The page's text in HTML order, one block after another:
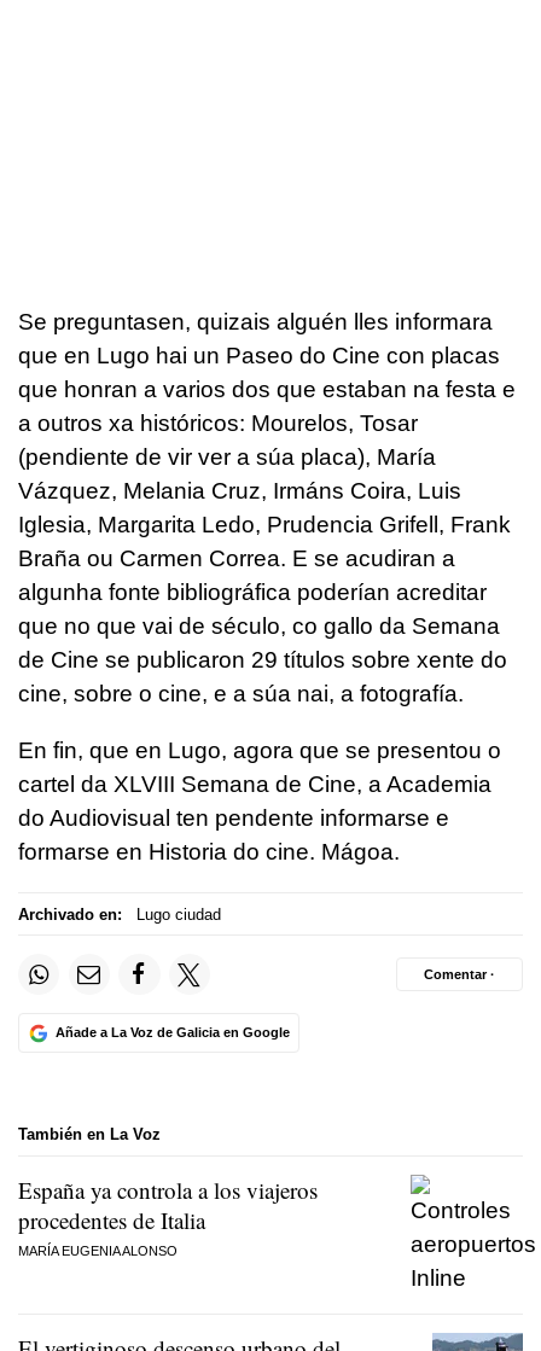
Se preguntasen, quizais alguén lles informara
que en Lugo hai un Paseo do Cine con placas
que honran a varios dos que estaban na festa e
a outros xa históricos: Mourelos, Tosar
(pendiente de vir ver a súa placa), María
Vázquez, Melania Cruz, Irmáns Coira, Luis
Iglesia, Margarita Ledo, Prudencia Grifell, Frank
Braña ou Carmen Correa. E se acudiran a
algunha fonte bibliográfica poderían acreditar
que no que vai de século, co gallo da Semana
de Cine se publicaron 29 títulos sobre xente do
cine, sobre o cine, e a súa nai, a fotografía.
En fin, que en Lugo, agora que se presentou o
cartel da XLVIII Semana de Cine, a Academia
do Audiovisual ten pendente informarse e
formarse en Historia do cine. Mágoa.
Archivado en: Lugo ciudad
Añade a La Voz de Galicia en Google
Comentar ·
También en La Voz
España ya controla a los viajeros
procedentes de Italia
MARÍA EUGENIA ALONSO